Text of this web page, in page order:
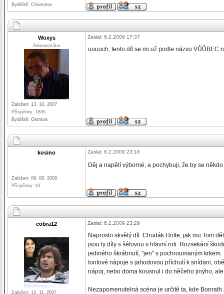
Bydliště: Chomutov
Woxys
Administrátor
Založen: 13. 10. 2007
Příspěvky: 1835
Bydliště: Ostrava
Zaslal: 6.2.2009 17:37
uuuuch, tento díl se mi už podle názvu VŮŮBEC
kosino
Založen: 06. 08. 2008
Příspěvky: 61
Zaslal: 6.2.2009 23:16
Děj a napětí výborné, a pochybuji, že by se
cobra12
Založen: 12. 11. 2007
Zaslal: 6.2.2009 23:29
Naprosto skvělý díl. Chudák Hotte, jak mu Tom
jsou ty díly s šéfovou v hlavní roli. Rozsekání
jediného škrábnutí, "jen" s pochroumaným krkem.
Iontové nápoje s jahodovou příchutí k snídani,
nápoj, nebo doma kousnul i do něčeho jinýho,
Nezapomenutelná scéna je určitě ta, kde